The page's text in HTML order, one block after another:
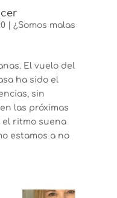
| ¿Somos malas
El vuelo del
ha sido el
sin
las próximas
el ritmo suena
estamos a no